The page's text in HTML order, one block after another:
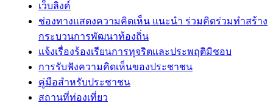
เว็บลิงค์
ช่องทางแสดงความคิดเห็น แนะนำ ร่วมคิดร่วมทำสร้าง
กระบวนการพัฒนาท้องถิ่น
แจ้งเรื่องร้องเรียนการทุจริตและประพฤติมิชอบ
การรับฟังความคิดเห็นของประชาชน
คู่มือสำหรับประชาชน
สถานที่ท่องเที่ยว